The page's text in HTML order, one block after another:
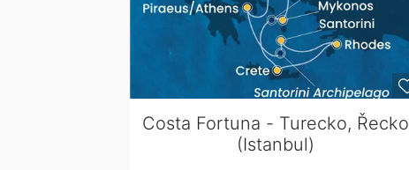
Costa Fortuna - Turecko, Řecko
(Istanbul)